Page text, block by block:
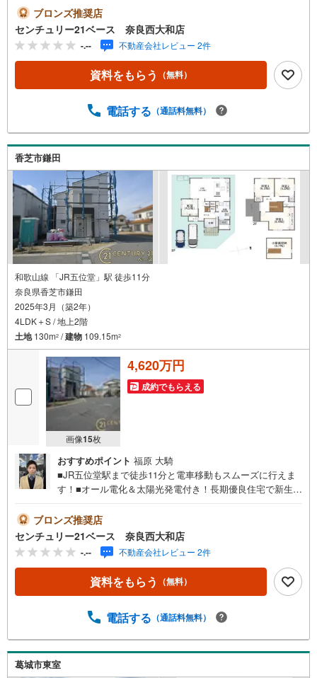
じられる閑静な住宅街！・駐車2台可能！※車種によりま
す・お子様の通学も安心の旭ヶ丘小学校まで徒歩16分！
（約1200m）◇ご案内について◇・水曜日も休まず営業
中！・今から見たい！というお声にもご対応できます！◇
住宅ローンもお任せください！◇・提携銀行多数あり（地
方銀行・都市銀行・信用金庫etc）・優遇後適用金利 0.87
産キャンペーン対象店舗 ◇◇ ----当店で物件を成約いただ
件ご成約キャンペーン】の対象になります。「資料をもら
う」「見学予約をする」からエントリーください。※必ずY
ahoo！ JAPAN IDでログインのうえお問い合わせくださ
い。-----------------------------
ブロンズ推奨店
センチュリー21ベース 奈良西大和店
-.-- 不動産会社レビュー 2件
資料をもらう （無料）
電話する （通話料無料）
香芝市鎌田
和歌山線 「JR五位堂」駅 徒歩11分
奈良県香芝市鎌田
2025年3月（築2年）
4LDK＋S / 地上2階
土地130m2 /建物 109.15m2
画像15枚
4,620万円
成約でもらえる
おすすめポイント 福原 大騎
■JR五位堂駅まで徒歩11分と電車移動もスムーズに行えま
す！■オール電化＆太陽光発電付き！長期優良住宅で新生活
中！・お仕事終わりのお時間でもご見学可！・今から見た
い！というお声にもご対応できます！◇住宅ローンもお任
せください！◇・提携銀行多数あり（地方銀行・都市銀
行・信用金庫etc）・優遇後適用金利 0.875％～（審査内容
により異なります）--- ◇◇ Yahoo！不動産キャンペーン対
象店舗 ◇◇ ----当店で物件を成約いただくとPayPayボーナ
ーン】の対象になります。「資料をもらう」「見学予約を
でログインのうえお問い合わせください。------------------------
-----
ブロンズ推奨店
センチュリー21ベース 奈良西大和店
-.-- 不動産会社レビュー 2件
資料をもらう （無料）
電話する （通話料無料）
葛城市東室